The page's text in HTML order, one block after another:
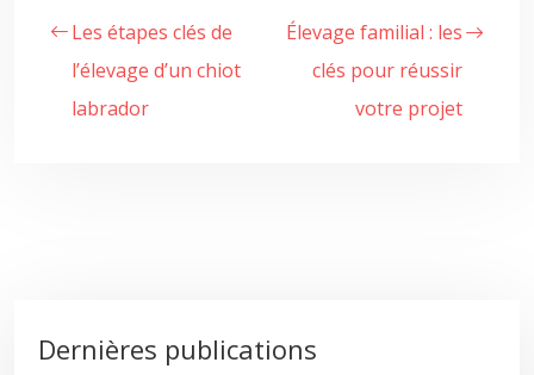
Les étapes clés de
l’élevage d’un chiot
labrador
Élevage familial : les
clés pour réussir
votre projet
Dernières publications